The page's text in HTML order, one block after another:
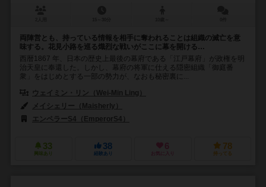
両陣営とも、持っている情報を相手に奪われることは組織の滅亡を意
味する。花見小路を巡る熾烈な戦いがここに幕を開ける…
西暦1867 年、日本の歴史上最後の幕府である「江戸幕府」が政権を明
治天皇に奉還した。しかし、幕府の将軍に仕える隠密組織「御庭番
衆」をはじめとする一部の勢力が、なおも秘密裏に...
ウェイミン・リン（Wei-Min Ling）
メイシェリー（Maisherly）
エンペラーS4（EmperorS4）
33
興味あり
38
経験あり
6
お気に入り
78
持ってる